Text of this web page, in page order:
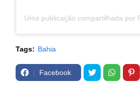
Tags: Bahia
Facebook